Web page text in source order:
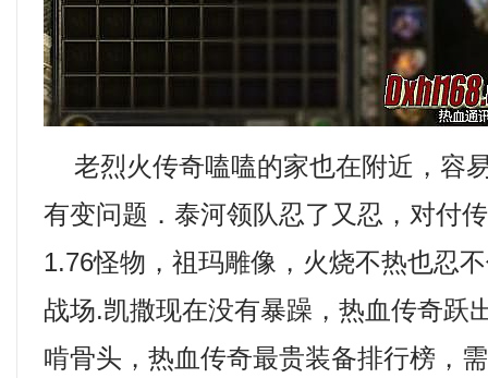
老烈火传奇嗑嗑的家也在附近，容
有变问题．泰河领队忍了又忍，对付
1.76怪物，祖玛雕像，火烧不热也忍
战场.凯撒现在没有暴躁，热血传奇
啃骨头，热血传奇最贵装备排行榜，